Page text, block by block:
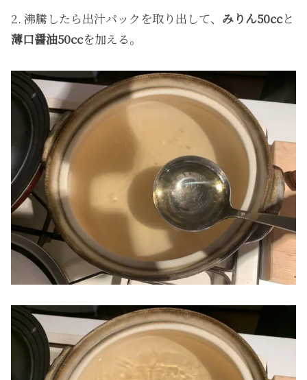
2. 沸騰したら出汁パックを取り出して、 みりん50ccと
薄口醤油50ccを加える。